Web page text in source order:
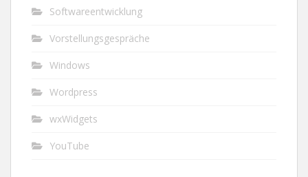
Softwareentwicklung
Vorstellungsgespräche
Windows
Wordpress
wxWidgets
YouTube